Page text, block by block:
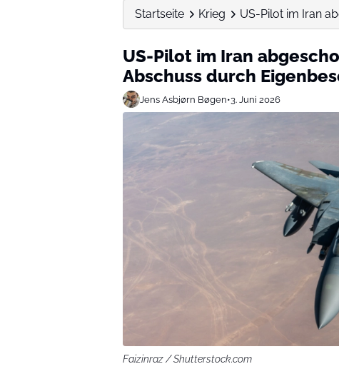
Startseite Krieg US-Pilot im Iran
US-Pilot im Iran
Abschuss durch
Jens Asbjørn Bøgen•3. Juni 2026
Faizinraz / Shutterstock.com